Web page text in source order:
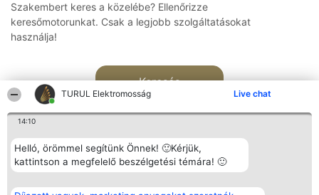
TURUL Elektromosság Live chat
14:10
Helló, örömmel segítünk Önnek! 🙂Kérjük,
kattintson a megfelelő beszélgetési témára! 🙂
Szakembert keres a közelébe? Ellenőrizze
keresőmotorunkat. Csak a legjobb szolgáltatásokat
használja!
Keresés
Rangsorszervező Népszavazás Elérhetőség